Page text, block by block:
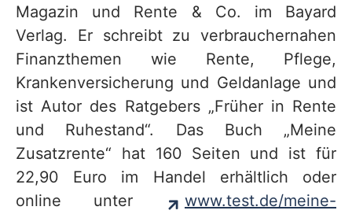
Magazin und Rente & Co. im Bayard
Verlag. Er schreibt zu verbrauchernahen
Finanzthemen wie Rente, Pflege,
Krankenversicherung und Geldanlage und
ist Autor des Ratgebers „Früher in Rente
und Ruhestand“. Das Buch „Meine
Zusatzrente“ hat 160 Seiten und ist für
22,90 Euro im Handel erhältlich oder
online unter
www.test.de/meine-